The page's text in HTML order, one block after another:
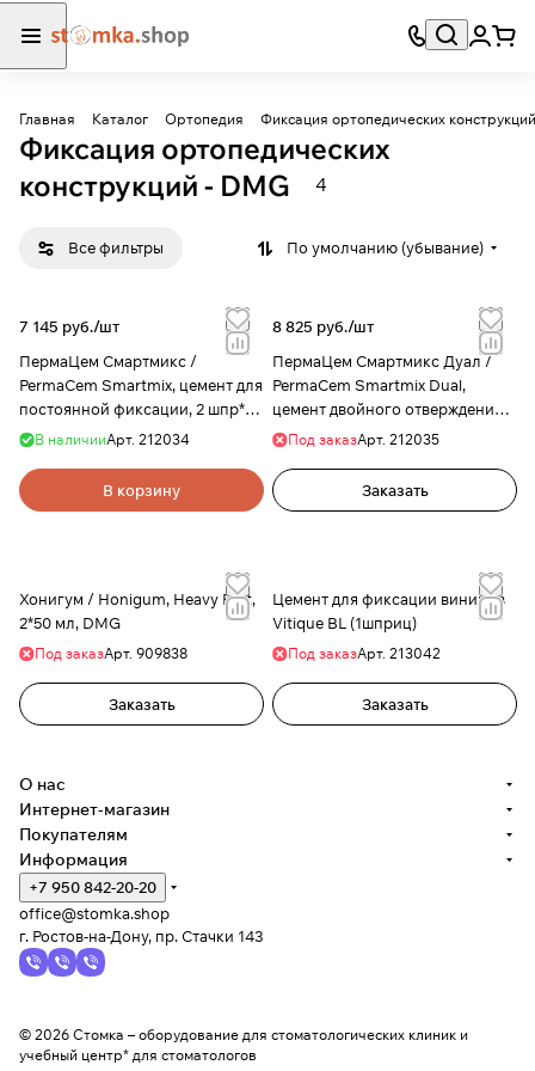
Главная Каталог Ортопедия Фиксация ортопедических конструкций
Фиксация ортопедических
конструкций - DMG
4
Все фильтры По умолчанию (убывание)
7 145 руб./шт
ПермаЦем Смартмикс /
PermaCem Smartmix, цемент для
постоянной фиксации, 2 шпр*10
г, DMG
В наличииАрт. 212034
В корзину
8 825 руб./шт
ПермаЦем Смартмикс Дуал /
PermaСem Smartmix Dual,
цемент двойного отверждения,
2 шпр*10 г, DMG
Под заказАрт. 212035
Заказать
Хонигум / Honigum, Heavy Fast,
2*50 мл, DMG
Под заказАрт. 909838
Заказать
Цемент для фиксации виниров
Vitique BL (1шприц)
Под заказАрт. 213042
Заказать
О нас
Интернет-магазин
Покупателям
Информация
+7 950 842-20-20
office@stomka.shop
г. Ростов-на-Дону, пр. Стачки 143
© 2026 Стомка – оборудование для стоматологических клиник и
учебный центр* для стоматологов